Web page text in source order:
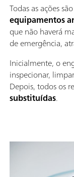
Todas as ações
equipamentos
que não haverá
de emergência,
Inicialmente, o
inspecionar,
Depois, todos os
substituídas.